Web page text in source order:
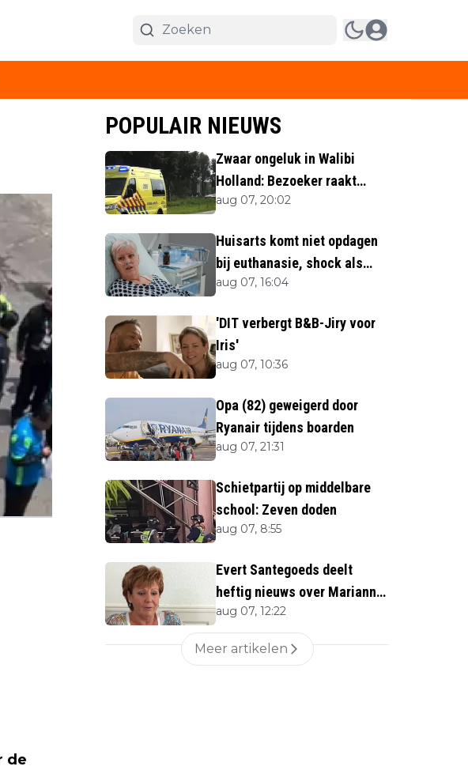
de
POPULAIR NIEUWS
Zwaar ongeluk in Walibi
Holland: Bezoeker raakt
lichaamsdeel kwijt
aug 07, 20:02
Huisarts komt niet opdagen
bij euthanasie, shock als
blijkt waar ze is
aug 07, 16:04
'DIT verbergt B&B-Jiry voor
Iris'
aug 07, 10:36
Opa (82) geweigerd door
Ryanair tijdens boarden
aug 07, 21:31
Schietpartij op middelbare
school: Zeven doden
aug 07, 8:55
Evert Santegoeds deelt
heftig nieuws over Marianne
Weber (70)
aug 07, 12:22
Meer artikelen